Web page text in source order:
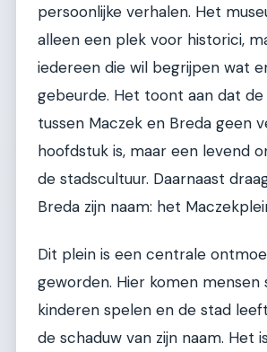
persoonlijke verhalen. Het
alleen een plek voor historici,
iedereen die wil begrijpen wat
gebeurde. Het toont aan dat
tussen Maczek en Breda geen
hoofdstuk is, maar een levend
de stadscultuur. Daarnaast
Breda zijn naam: het
Dit plein is een centrale
geworden. Hier komen mensen
kinderen spelen en de stad
de schaduw van zijn naam. Het